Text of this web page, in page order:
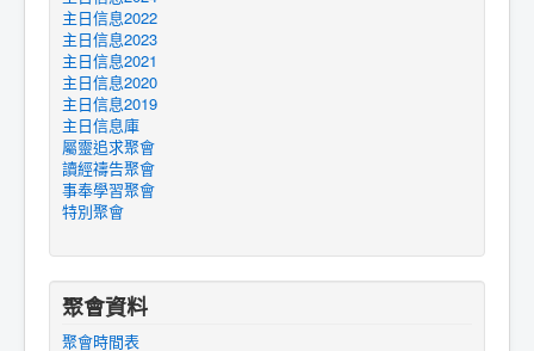
主日信息2022
主日信息2023
主日信息2021
主日信息2020
主日信息2019
主日信息庫
屬靈追求聚會
讀經禱告聚會
事奉學習聚會
特別聚會
聚會資料
聚會時間表